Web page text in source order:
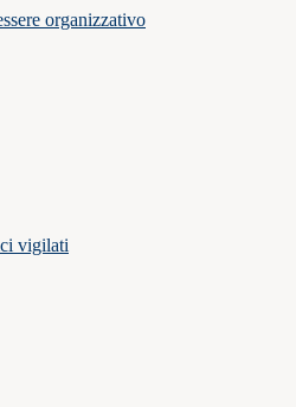
organizzativo
vigilati